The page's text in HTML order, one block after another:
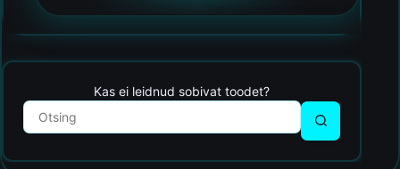
Kas ei leidnud sobivat toodet?